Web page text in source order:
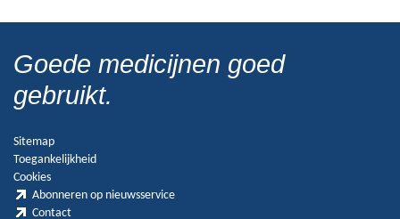
Goede medicijnen goed
gebruikt.
Sitemap
Toegankelijkheid
Cookies
Abonneren op nieuwsservice
Contact